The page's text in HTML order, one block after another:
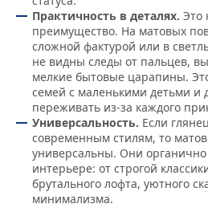
Практичность в деталях. Это
преимущество. На матовых
сложной фактурой или в
не видны следы от пальцев,
мелкие бытовые царапины.
семей с маленькими детьми и
переживать из-за каждого
Универсальность. Если
современным стилям, то
универсальны. Они
интерьере: от строгой
брутального лофта, уютного
минимализма.